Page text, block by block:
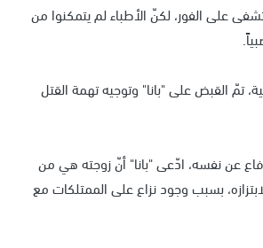
على الفور، لكنّ الأطباء لم يتمكنوا من
تمّ القبض على "بانا" وتوجيه تهمة القتل
عن نفسه، ادّعى "بانا" أنّ زوجته هي من
بسبب وجود نزاع على الممتلكات مع